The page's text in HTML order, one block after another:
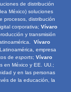
de distribución
México) soluciones
procesos, distribución
corporativa; Vívaro
y transmisión
Vívaro
empresa
de esports; Vívaro
en México y EE. UU.;
y en las personas
de la educación, la